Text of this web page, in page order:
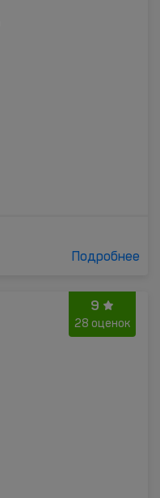
Подробнее
9
28 оценок